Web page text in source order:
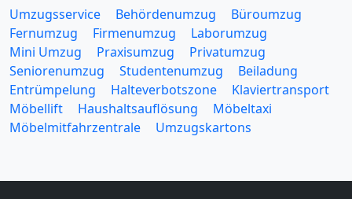
Umzugsservice Behördenumzug
Büroumzug
Fernumzug
Firmenumzug
Laborumzug
Mini Umzug
Praxisumzug
Privatumzug
Seniorenumzug
Studentenumzug
Beiladung
Entrümpelung
Halteverbotszone
Klaviertransport
Möbellift
Haushaltsauflösung
Möbeltaxi
Möbelmitfahrzentrale
Umzugskartons